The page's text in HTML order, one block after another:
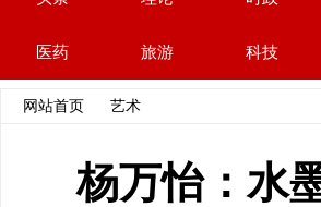
医药 旅游 科技
网站首页 艺术
杨万怡：水